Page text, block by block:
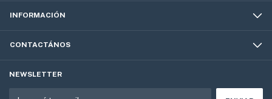
INFORMACIÓN
CONTACTÁNOS
NEWSLETTER